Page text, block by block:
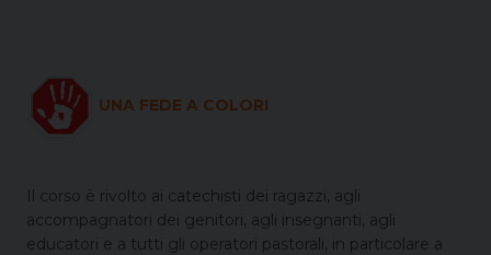
UNA FEDE A COLORI
Il corso è rivolto ai catechisti dei ragazzi, agli
accompagnatori dei genitori, agli insegnanti, agli
educatori e a tutti gli operatori pastorali, in particolare a